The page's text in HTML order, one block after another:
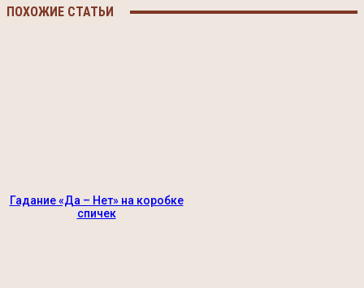
ПОХОЖИЕ СТАТЬИ
Гадание «Да – Нет» на коробке
спичек